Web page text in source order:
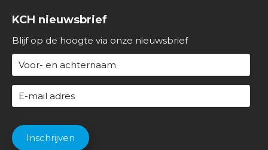
KCH nieuwsbrief
Blijf op de hoogte via onze nieuwsbrief
N
a
a
m
V
e
-
a
A
Inschrijven